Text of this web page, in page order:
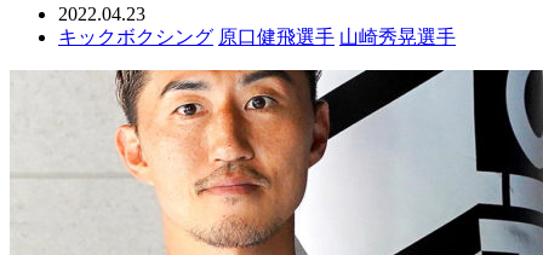
2022.04.23
キックボクシング 原口健飛選手 山崎秀晃選手